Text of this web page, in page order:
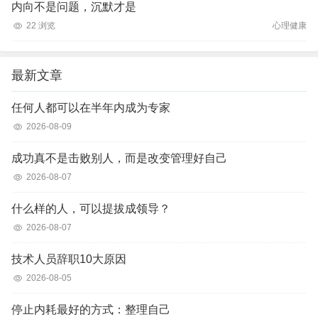
内向不是问题，沉默才是
22 浏览 心理健康
最新文章
任何人都可以在半年内成为专家
2026-08-09
成功真不是击败别人，而是改变管理好自己
2026-08-07
什么样的人，可以提拔成领导？
2026-08-07
技术人员辞职10大原因
2026-08-05
停止内耗最好的方式：整理自己